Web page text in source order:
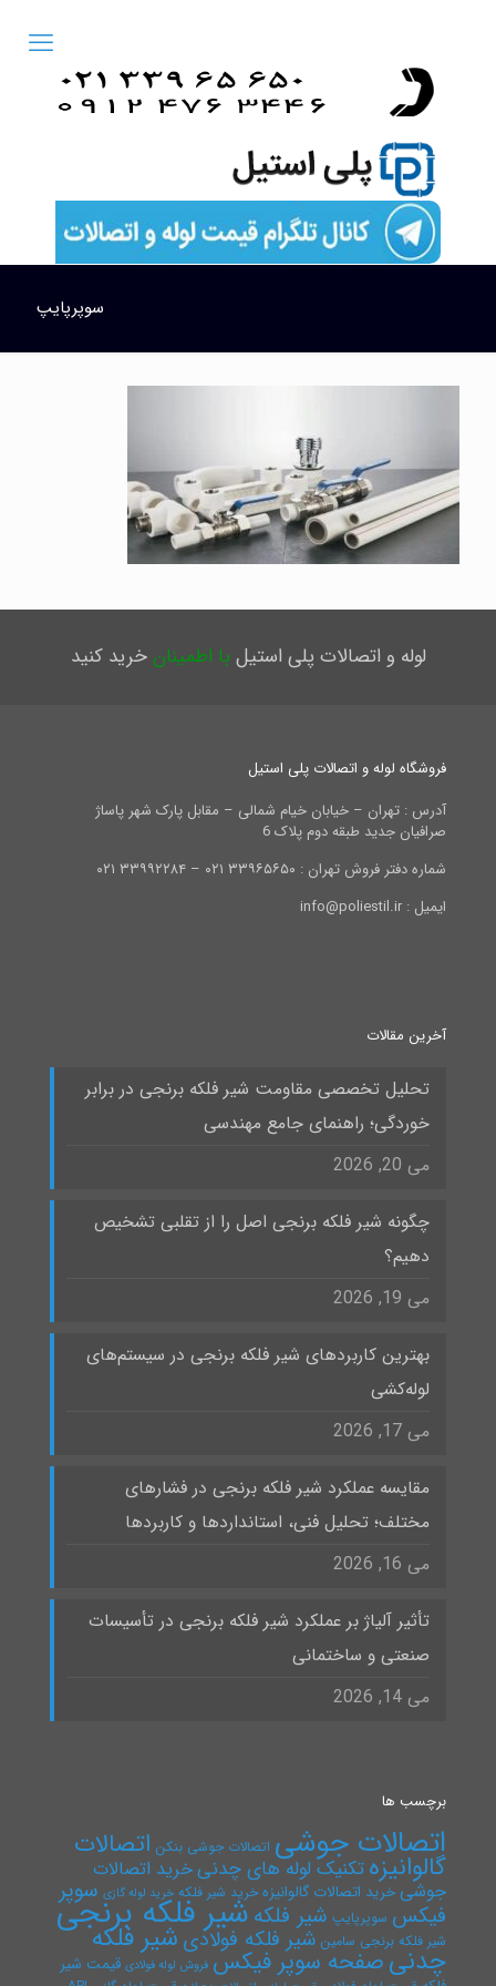
سوپرپایپ
لوله و اتصالات پلی استیل با اطمینانخرید کنید
فروشگاه لوله و اتصالات پلی استیل
آدرس : تهران – خیابان خیام شمالی – مقابل پارک شهر پاساژ
صرافیان جدید طبقه دوم پلاک 6
شماره دفتر فروش تهران : ۳۳۹۶۵۶۵۰ ۰۲۱ – ۳۳۹۹۲۲۸۴ ۰۲۱
ایمیل : info@poliestil.ir
آخرین مقالات
تحلیل تخصصی مقاومت شیر فلکه برنجی در برابر
خوردگی؛ راهنمای جامع مهندسی
می 20, 2026
چگونه شیر فلکه برنجی اصل را از تقلبی تشخیص
دهیم؟
می 19, 2026
بهترین کاربردهای شیر فلکه برنجی در سیستم‌های
لوله‌کشی
می 17, 2026
مقایسه عملکرد شیر فلکه برنجی در فشارهای
مختلف؛ تحلیل فنی، استانداردها و کاربردها
می 16, 2026
تأثیر آلیاژ بر عملکرد شیر فلکه برنجی در تأسیسات
صنعتی و ساختمانی
می 14, 2026
برچسب ها
اتصالات جوشی اتصالات جوشی بنکن اتصالات
گالوانیزهتکنیک لوله های چدنیخرید اتصالات
جوشیخرید اتصالات گالوانیزه خرید شیر فلکه خرید لوله گازی سوپر
فیکس سوپرپایپ شیر فلکه شیر فلکه برنجی
شیر فلکه برنجی سامین شیر فلکه فولادی شیر فلکه
چدنیصفحه سوپر فیکس فروش لوله فولادی قیمت شیر